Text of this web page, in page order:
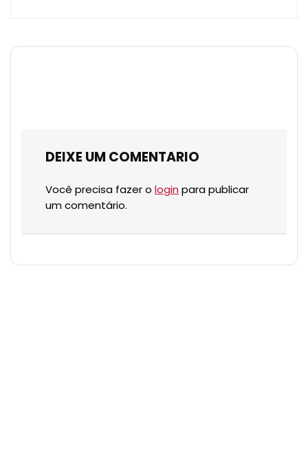
DEIXE UM COMENTARIO
Você precisa fazer o login para publicar
um comentário.